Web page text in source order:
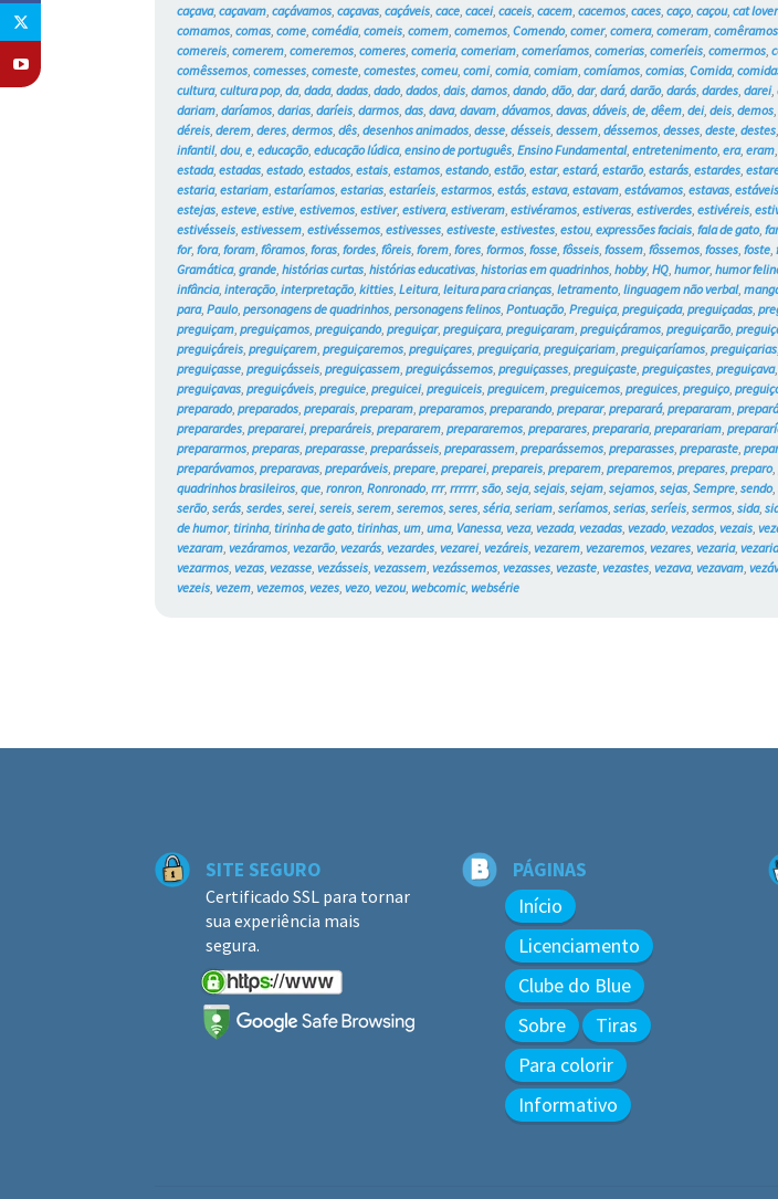
caçava,caçavam ,caçávamos ,caçavas ,caçáveis ,cace ,cacei,caceis ,cacem ,cacemos ,caces ,caço,caçou,cat
comamos ,comas ,come ,comédia,comeis ,comem ,comemos ,Comendo,comer,comera,comeram ,comêramos
comereis ,comerem ,comeremos ,comeres ,comeria,comeriam ,comeríamos ,comerias ,comeríeis ,comermos ,
comêssemos ,comesses ,comeste ,comestes ,comeu,comi,comia,comiam ,comíamos ,comias ,Comida,
cultura,cultura pop,da,dada,dadas ,dado,dados ,dais ,damos ,dando,dão,dar,dará,darão,darás ,dardes ,darei,
dariam ,daríamos ,darias ,daríeis ,darmos ,das ,dava,davam ,dávamos ,davas ,dáveis ,de ,dêem ,dei,deis ,demos
déreis ,derem ,deres ,dermos ,dês ,desenhos animados ,desse ,désseis ,dessem ,déssemos ,desses ,deste ,destes
infantil,dou,e ,educação,educação lúdica,ensino de português ,Ensino Fundamental,entretenimento,era,eram
estada,estadas ,estado,estados ,estais ,estamos ,estando,estão,estar,estará,estarão,estarás ,estardes ,
estaria,estariam ,estaríamos ,estarias ,estaríeis ,estarmos ,estás ,estava,estavam ,estávamos ,estavas ,estáveis
estejas ,esteve ,estive ,estivemos ,estiver,estivera,estiveram ,estivéramos ,estiveras ,estiverdes ,estivéreis ,
estivésseis ,estivessem ,estivéssemos ,estivesses ,estiveste ,estivestes ,estou,expressões faciais ,fala de gato,
for,fora,foram ,fôramos ,foras ,fordes ,fôreis ,forem ,fores ,formos ,fosse ,fôsseis ,fossem ,fôssemos ,fosses ,foste ,
Gramática,grande ,histórias curtas ,histórias educativas ,historias em quadrinhos ,hobby,HQ ,humor,humor
infância,interação,interpretação,kitties ,Leitura,leitura para crianças ,letramento,linguagem não verbal,
para,Paulo,personagens de quadrinhos ,personagens felinos ,Pontuação,Preguiça,preguiçada,preguiçadas ,
preguiçam ,preguiçamos ,preguiçando,preguiçar,preguiçara,preguiçaram ,preguiçáramos ,preguiçarão,
preguiçáreis ,preguiçarem ,preguiçaremos ,preguiçares ,preguiçaria,preguiçariam ,preguiçaríamos ,preguiçarias
preguiçasse ,preguiçásseis ,preguiçassem ,preguiçássemos ,preguiçasses ,preguiçaste ,preguiçastes ,preguiçava
preguiçavas ,preguiçáveis ,preguice ,preguicei,preguiceis ,preguicem ,preguicemos ,preguices ,preguiço,
preparado,preparados ,preparais ,preparam ,preparamos ,preparando,preparar,preparará,prepararam ,
preparardes ,prepararei,preparáreis ,prepararem ,prepararemos ,preparares ,prepararia,preparariam ,
prepararmos ,preparas ,preparasse ,preparásseis ,preparassem ,preparássemos ,preparasses ,preparaste ,
preparávamos ,preparavas ,preparáveis ,prepare ,preparei,prepareis ,preparem ,preparemos ,prepares ,preparo,
quadrinhos brasileiros ,que ,ronron ,Ronronado,rrr,rrrrrr,são,seja,sejais ,sejam ,sejamos ,sejas ,Sempre ,sendo,
serão,serás ,serdes ,serei,sereis ,serem ,seremos ,seres ,séria,seriam ,seríamos ,serias ,seríeis ,sermos ,sida,
de humor,tirinha,tirinha de gato,tirinhas ,um ,uma, Vanessa,veza,vezada,vezadas ,vezado,vezados ,vezais ,
vezaram ,vezáramos ,vezarão,vezarás ,vezardes ,vezarei,vezáreis ,vezarem ,vezaremos ,vezares ,vezaria,
vezarmos ,vezas ,vezasse ,vezásseis ,vezassem ,vezássemos ,vezasses ,vezaste ,vezastes ,vezava,vezavam ,
vezeis ,vezem ,vezemos ,vezes ,vezo,vezou, webcomic, websérie
SITE SEGURO
Certificado SSL para tornar
sua experiência mais
segura.
PÁGINAS
Início
Licenciamento
Clube do Blue
Sobre
Tiras
Para colorir
Informativo